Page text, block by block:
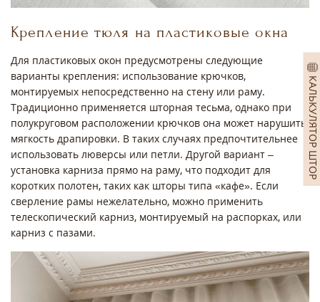
КАЛЬКУЛЯТОР ШТОР
Крепление тюля на пластиковые окна
Для пластиковых окон предусмотрены следующие
варианты крепления: использование крючков,
монтируемых непосредственно на стену или раму.
Традиционно применяется шторная тесьма, однако при
полукруговом расположении крючков она может нарушить
мягкость драпировки. В таких случаях предпочтительнее
использовать люверсы или петли. Другой вариант –
установка карниза прямо на раму, что подходит для
коротких полотен, таких как шторы типа «кафе». Если
сверление рамы нежелательно, можно применить
телескопический карниз, монтируемый на распорках, или
карниз с пазами.